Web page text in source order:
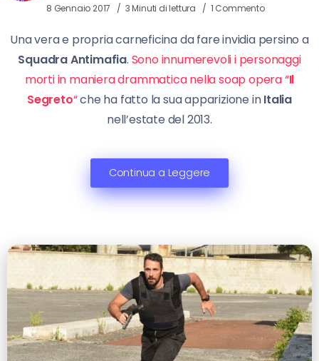
8 Gennaio 2017 3 Minuti di lettura 1 Commento
Una vera e propria carneficina da fare invidia persino a
Squadra Antimafia. Sono innumerevoli i personaggi
morti in maniera drammatica nella soap opera “Il
Segreto“che ha fatto la sua apparizione inItalia
nell’estate del 2013.
Continua a Leggere